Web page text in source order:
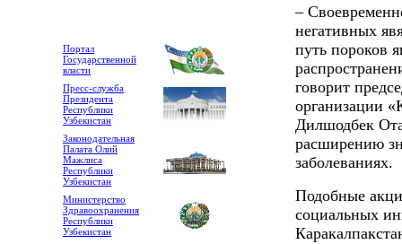
Портал
Государственной
власти
Пресс-служба
Президента
Республики
Узбекистан
Законодательная
Палата Олий
Мажлиса
Республики
Узбекистан
Министерство
Здравоохранения
Республики
Узбекистан
–
негативных
путь пороков
говорит
организации
Дилшодбек
расширению
заболеваниях.
Подобные
социальных